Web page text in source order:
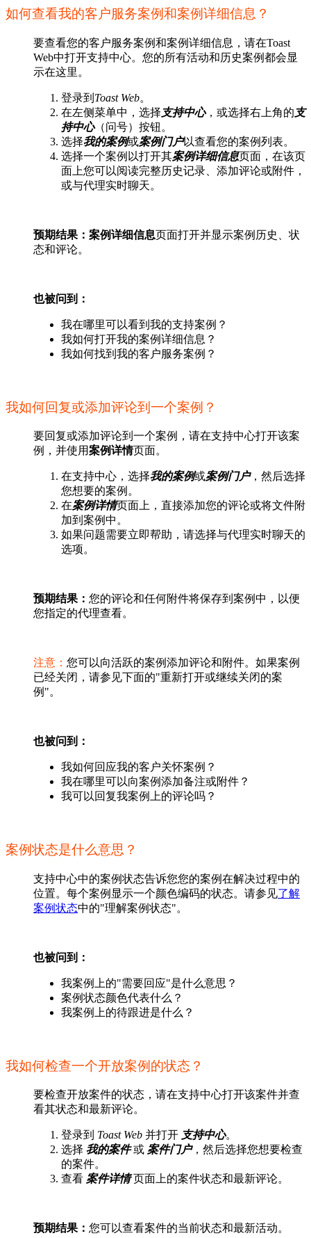
如何查看我的客户服务案例和案例详细信息？
要查看您的客户服务案例和案例详细信息，请在Toast
Web中打开支持中心。您的所有活动和历史案例都会显
示在这里。
登录到 Toast Web。
在左侧菜单中，选择 支持中心，或选择右上角的 支
持中心（问号）按钮。
选择我的案例或案例门户以查看您的案例列表。
选择一个案例以打开其案例详细信息页面，在该页
面上您可以阅读完整历史记录、添加评论或附件，
或与代理实时聊天。
预期结果： 案例详细信息页面打开并显示案例历史、状
态和评论。
也被问到：
我在哪里可以看到我的支持案例？
我如何打开我的案例详细信息？
我如何找到我的客户服务案例？
我如何回复或添加评论到一个案例？
要回复或添加评论到一个案例，请在支持中心打开该案
例，并使用案例详情页面。
在支持中心，选择我的案例或案例门户，然后选择
您想要的案例。
在案例详情页面上，直接添加您的评论或将文件附
加到案例中。
如果问题需要立即帮助，请选择与代理实时聊天的
选项。
预期结果： 您的评论和任何附件将保存到案例中，以便
您指定的代理查看。
注意： 您可以向活跃的案例添加评论和附件。如果案例
已经关闭，请参见下面的"重新打开或继续关闭的案
例"。
也被问到：
我如何回应我的客户关怀案例？
我在哪里可以向案例添加备注或附件？
我可以回复我案例上的评论吗？
案例状态是什么意思？
支持中心中的案例状态告诉您您的案例在解决过程中的
位置。每个案例显示一个颜色编码的状态。请参见了解
案例状态中的"理解案例状态"。
也被问到：
我案例上的"需要回应"是什么意思？
案例状态颜色代表什么？
我案例上的待跟进是什么？
我如何检查一个开放案例的状态？
要检查开放案件的状态，请在支持中心打开该案件并查
看其状态和最新评论。
登录到 Toast Web 并打开 支持中心。
选择 我的案件或 案件门户，然后选择您想要检查
的案件。
查看 案件详情页面上的案件状态和最新评论。
预期结果： 您可以查看案件的当前状态和最新活动。